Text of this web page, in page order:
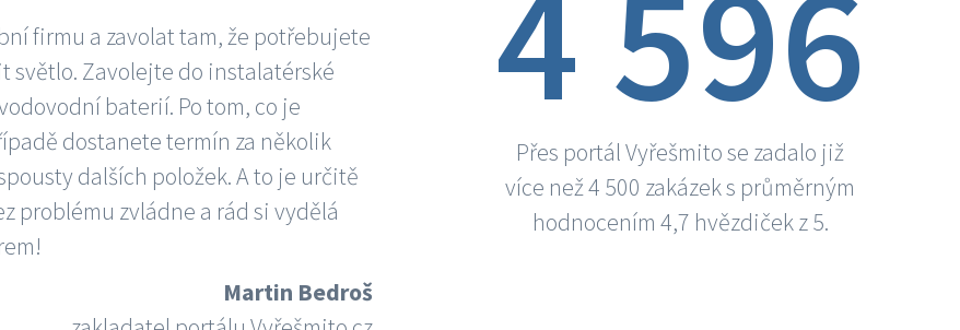
firmu a zavolat tam, že potřebujete
světlo. Zavolejte do instalatérské
baterií. Po tom, co je
dostanete termín za několik
dalších položek. A to je určitě
problému zvládne a rád si vydělá
Martin Bedroš
Přes portál Vyřešmito se zadalo již
více než 4 500 zakázek s průměrným
hodnocením 4,7 hvězdiček z 5.